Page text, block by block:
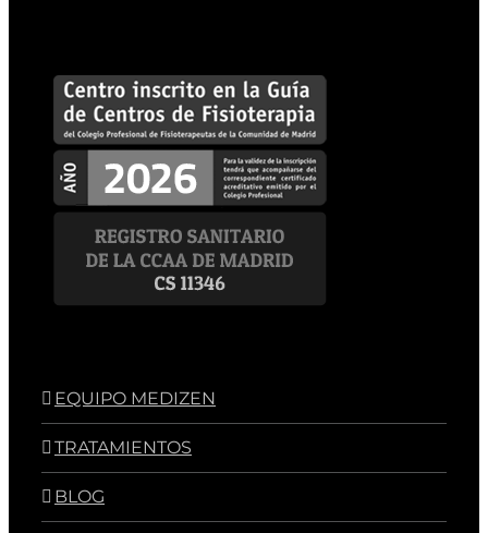
EQUIPO MEDIZEN
TRATAMIENTOS
BLOG